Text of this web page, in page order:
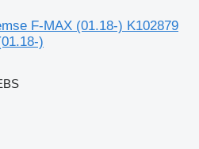
F-MAX (01.18-) K102879
)